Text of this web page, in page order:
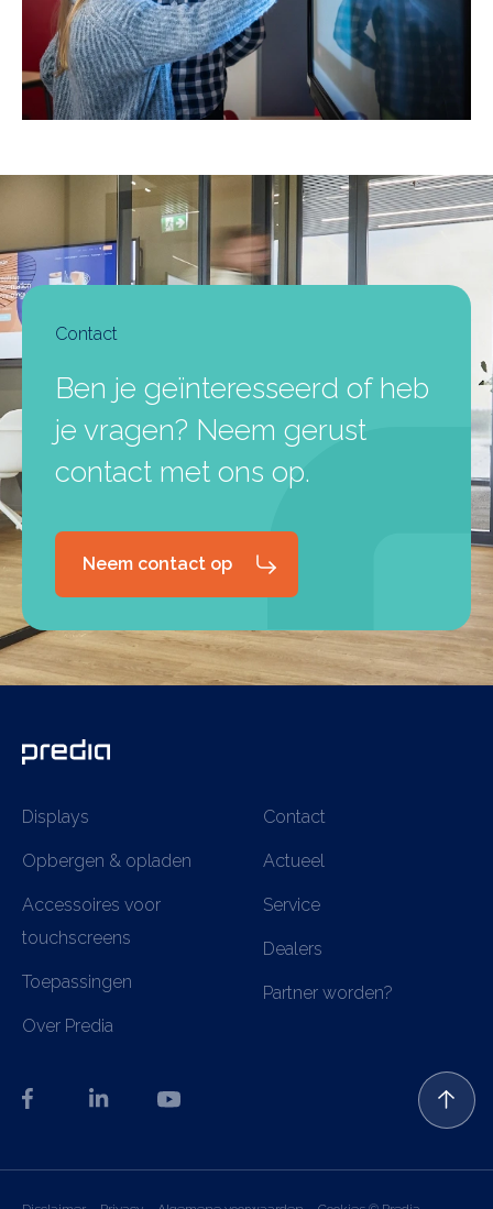
Contact
Ben je geïnteresseerd of heb
je vragen? Neem gerust
contact met ons op.
Neem contact op
Displays
Opbergen & opladen
Accessoires voor
touchscreens
Toepassingen
Over Predia
Contact
Actueel
Service
Dealers
Partner worden?